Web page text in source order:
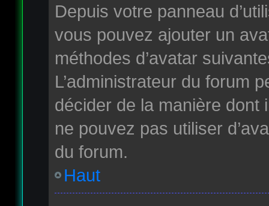
Depuis votre panneau
vous pouvez ajouter un
méthodes d’avatar
L’administrateur du forum
décider de la manière dont
ne pouvez pas utiliser
du forum.
Haut